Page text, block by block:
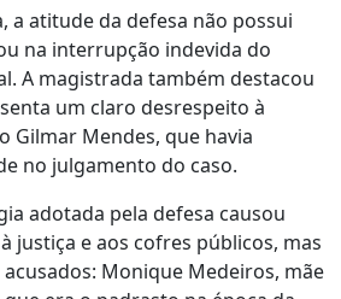
a atitude da defesa não possui
na interrupção indevida do
A magistrada também destacou
um claro desrespeito à
Gilmar Mendes, que havia
no julgamento do caso.
adotada pela defesa causou
justiça e aos cofres públicos, mas
Monique Medeiros, mãe